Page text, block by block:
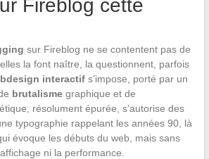
Fireblog cette
sur Fireblog ne se contentent pas de
la font naître, la questionnent, parfois
interactifs’impose, porté par un
brutalismegraphique et de
résolument épurée, s’autorise des
typographie rappelant les années 90, là
évoque les débuts du web, mais sans
ni la performance.